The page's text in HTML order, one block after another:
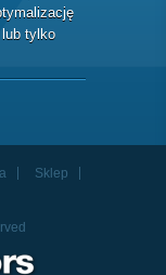
lub tylko
Sklep